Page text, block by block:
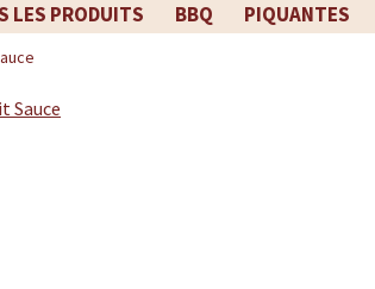
LES PRODUITS BBQ PIQUANTES